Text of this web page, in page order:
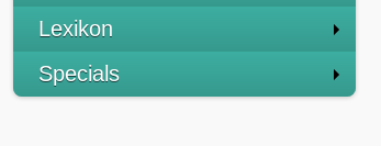
Lexikon
Specials